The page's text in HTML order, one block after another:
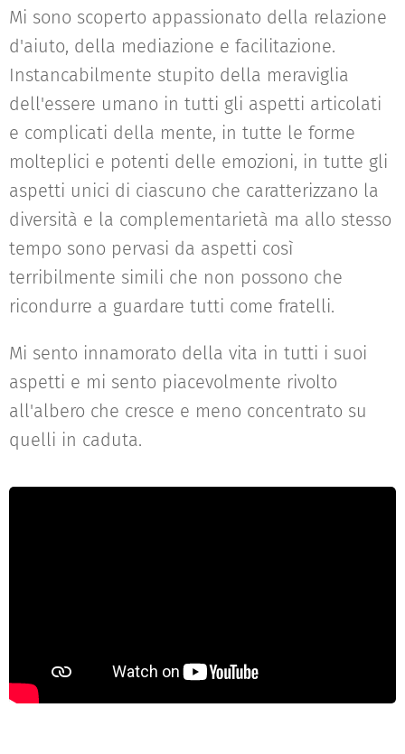
Mi sono scoperto appassionato della relazione
d'aiuto, della mediazione e facilitazione.
Instancabilmente stupito della meraviglia
dell'essere umano in tutti gli aspetti articolati
e complicati della mente, in tutte le forme
molteplici e potenti delle emozioni, in tutte gli
aspetti unici di ciascuno che caratterizzano la
diversità e la complementarietà ma allo stesso
tempo sono pervasi da aspetti così
terribilmente simili che non possono che
ricondurre a guardare tutti come fratelli.
Mi sento innamorato della vita in tutti i suoi
aspetti e mi sento piacevolmente rivolto
all'albero che cresce e meno concentrato su
quelli in caduta.